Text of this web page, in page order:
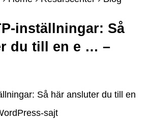
inställningar: Så
du till en e … –
Så här ansluter du till en
sajt